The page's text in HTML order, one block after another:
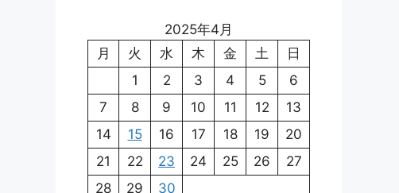
2025年4月
月
火 水 木 金 土
日
1
2 3 4 5
6
7
8 9 10 11 12
13
14
15 16 17 18 19
20
21
22 23 24 25 26
27
28
29 30